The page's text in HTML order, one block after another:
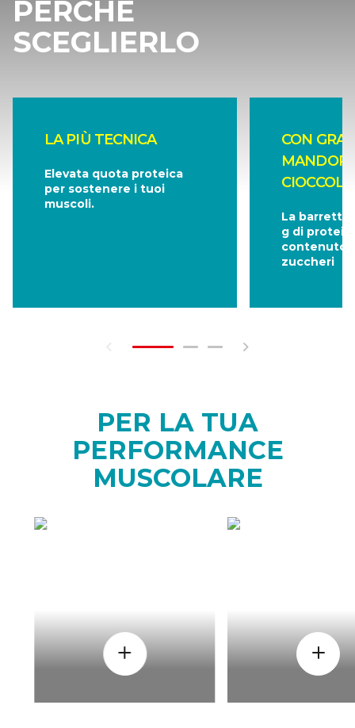
PERCHÈ
SCEGLIERLO
LA PIÙ TECNICA
Elevata quota proteica
per sostenere i tuoi
muscoli.
CON
La barretta
g di
contenuto
zuccheri
PER LA TUA
PERFORMANCE
MUSCOLARE